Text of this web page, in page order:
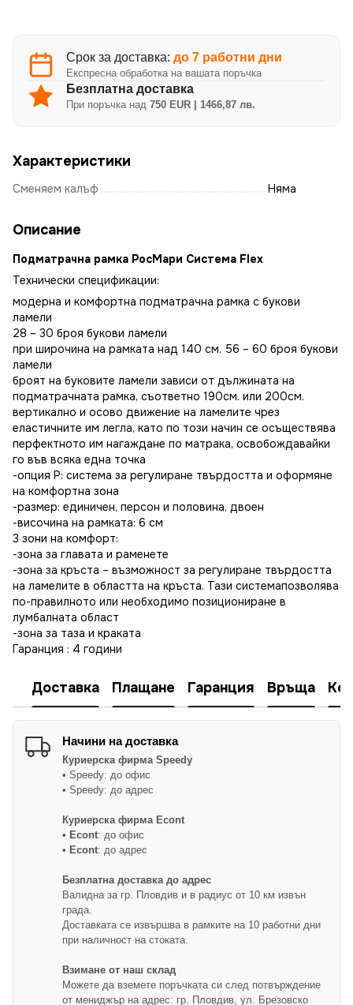
Срок за доставка: до 7 работни дни
Експресна обработка на вашата поръчка
Безплатна доставка
При поръчка над 750 EUR | 1466,87 лв.
Характеристики
Сменяем калъф Няма
Описание
Подматрачна рамка РосМари Система Flex
Технически спецификации:
модерна и комфортна подматрачна рамка с букови
ламели
28 – 30 броя букови ламели
при широчина на рамката над 140 см. 56 – 60 броя букови
ламели
броят на буковите ламели зависи от дължината на
подматрачната рамка, съответно 190см. или 200см.
вертикално и осово движение на ламелите чрез
еластичните им легла, като по този начин се осъществява
перфектното им нагаждане по матрака, освобождавайки
го във всяка една точка
-опция Р: система за регулиране твърдостта и оформяне
на комфортна зона
-размер: единичен, персон и половина, двоен
-височина на рамката: 6 см
3 зони на комфорт:
-зона за главата и раменете
-зона за кръста – възможност за регулиране твърдостта
на ламелите в областта на кръста. Тази системапозволява
по-правилното или необходимо позициониране в
лумбалната област
-зона за таза и краката
Гаранция : 4 години
Доставка Плащане Гаранция Връща
Начини на доставка
Куриерска фирма Speedy
• Speedy: до офис
• Speedy: до адрес
Куриерска фирма Econt
• Econt: до офис
• Econt: до адрес
Безплатна доставка до адрес
Валидна за гр. Пловдив и в радиус от 10 км извън
града.
Доставката се извършва в рамките на 10 работни дни
при наличност на стоката.
Взимане от наш склад
Можете да вземете поръчката си след потвърждение
от мениджър на адрес: гр. Пловдив, ул. Брезовско